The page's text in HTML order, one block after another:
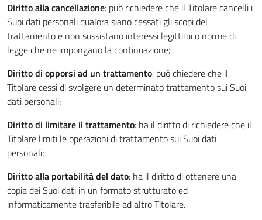
Diritto alla cancellazione: può richiedere che il Titolare cancelli i
Suoi dati personali qualora siano cessati gli scopi del
trattamento e non sussistano interessi legittimi o norme di
legge che ne impongano la continuazione;
Diritto di opporsi ad un trattamento: può chiedere che il
Titolare cessi di svolgere un determinato trattamento sui Suoi
dati personali;
Diritto di limitare il trattamento: ha il diritto di richiedere che il
Titolare limiti le operazioni di trattamento sui Suoi dati
personali;
Diritto alla portabilità del dato: ha il diritto di ottenere una
copia dei Suoi dati in un formato strutturato ed
informaticamente trasferibile ad altro Titolare.